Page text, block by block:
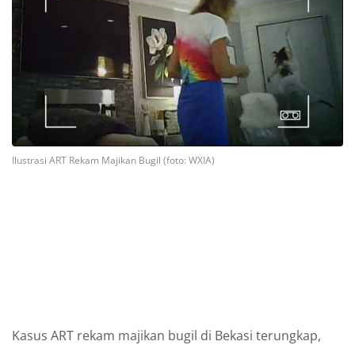
Ilustrasi ART Rekam Majikan Bugil (foto: WXIA)
Kasus ART rekam majikan bugil di Bekasi terungkap,